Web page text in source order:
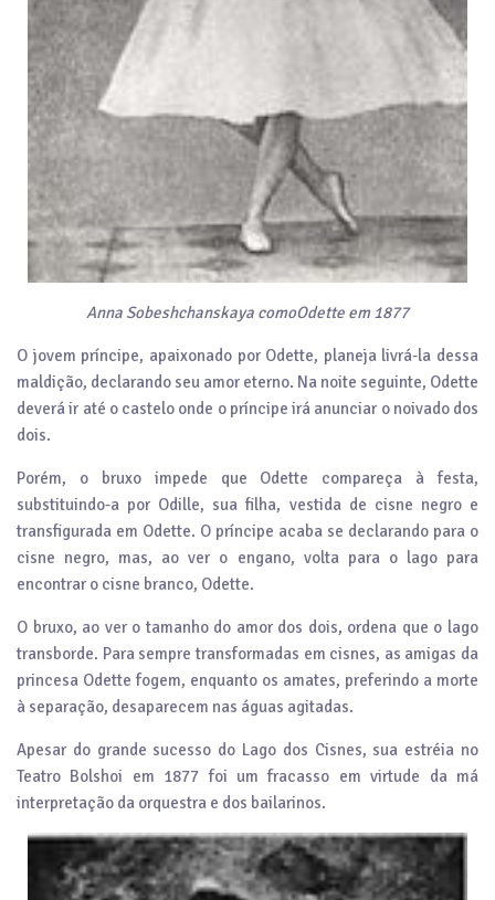
Anna Sobeshchanskaya comoOdette em 1877
O jovem príncipe, apaixonado por Odette, planeja livrá-la dessa
maldição, declarando seu amor eterno. Na noite seguinte, Odette
deverá ir até o castelo onde o príncipe irá anunciar o noivado dos
dois.
Porém, o bruxo impede que Odette compareça à festa,
substituindo-a por Odille, sua filha, vestida de cisne negro e
transfigurada em Odette. O príncipe acaba se declarando para o
cisne negro, mas, ao ver o engano, volta para o lago para
encontrar o cisne branco, Odette.
O bruxo, ao ver o tamanho do amor dos dois, ordena que o lago
transborde. Para sempre transformadas em cisnes, as amigas da
princesa Odette fogem, enquanto os amates, preferindo a morte
à separação, desaparecem nas águas agitadas.
Apesar do grande sucesso do Lago dos Cisnes, sua estréia no
Teatro Bolshoi em 1877 foi um fracasso em virtude da má
interpretação da orquestra e dos bailarinos.